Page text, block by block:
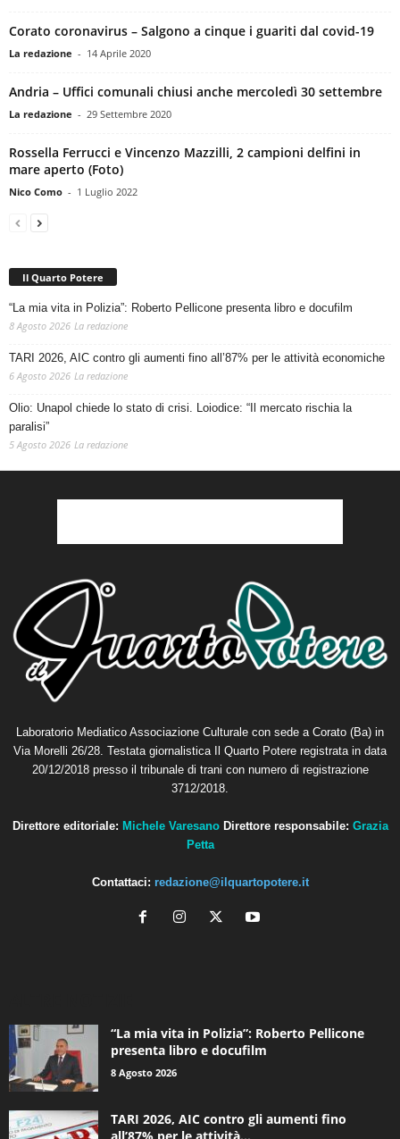
Corato coronavirus – Salgono a cinque i guariti dal covid-19
La redazione - 14 Aprile 2020
Andria – Uffici comunali chiusi anche mercoledì 30 settembre
La redazione - 29 Settembre 2020
Rossella Ferrucci e Vincenzo Mazzilli, 2 campioni delfini in
mare aperto (Foto)
Nico Como - 1 Luglio 2022
Il Quarto Potere
“La mia vita in Polizia”: Roberto Pellicone presenta libro e docufilm
8 Agosto 2026 La redazione
TARI 2026, AIC contro gli aumenti fino all’87% per le attività economiche
6 Agosto 2026 La redazione
Olio: Unapol chiede lo stato di crisi. Loiodice: “Il mercato rischia la
paralisi”
5 Agosto 2026 La redazione
Laboratorio Mediatico Associazione Culturale con sede a Corato (Ba) in
Via Morelli 26/28. Testata giornalistica Il Quarto Potere registrata in data
20/12/2018 presso il tribunale di trani con numero di registrazione
3712/2018.
Direttore editoriale: Michele Varesano Direttore responsabile: Grazia
Petta
Contattaci: redazione@ilquartopotere.it
“La mia vita in Polizia”: Roberto Pellicone
presenta libro e docufilm
8 Agosto 2026
TARI 2026, AIC contro gli aumenti fino